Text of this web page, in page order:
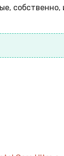
собственно,